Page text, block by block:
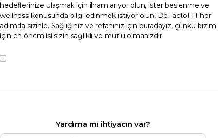
hedeflerinize ulaşmak için ilham arıyor olun, ister beslenme ve
wellness konusunda bilgi edinmek istiyor olun, DeFactoFIT her
adımda sizinle. Sağlığınız ve refahınız için buradayız, çünkü bizim
için en önemlisi sizin sağlıklı ve mutlu olmanızdır.
Yardıma mı ihtiyacın var?